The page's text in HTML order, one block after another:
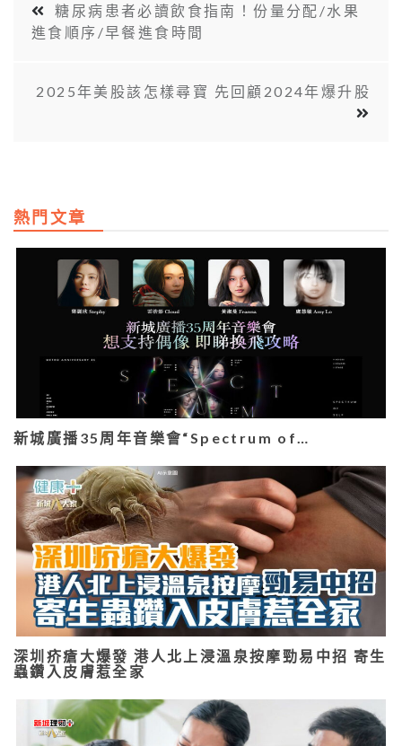
糖尿病患者必讀飲食指南！份量分配/水果
進食順序/早餐進食時間
2025年美股該怎樣尋寶 先回顧2024年爆升股
熱門文章
新城廣播35周年音樂會“Spectrum of…
深圳疥瘡大爆發 港人北上浸溫泉按摩勁易中招 寄生
蟲鑽入皮膚惹全家